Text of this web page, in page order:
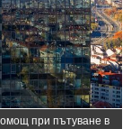
при пътуване в